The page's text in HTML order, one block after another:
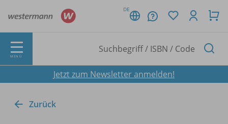
DE
MENÜ
Jetzt zum Newsletter anmelden!
Zurück